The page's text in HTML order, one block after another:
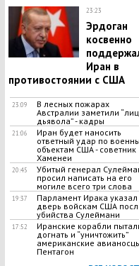
23:23
Эрдоган
косвенно
Иран в
противостоянии с США
23:09
В лесных пожарах
Австралии заметили
дьявола” - кадры
21:06
Иран будет наносить
ответный удар по
объектам США - советник
Хаменеи
20:45
Убитый генерал
просил написать на его
могиле всего три слова
19:37
Парламент Ирака указал
дверь войскам США
убийства Сулеймани
17:52
​Иранские корабли
догнать и “уничтожить”
американские
Пентагон